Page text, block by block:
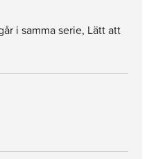
i samma serie, Lätt att